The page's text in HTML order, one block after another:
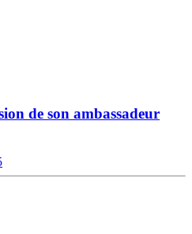
de son ambassadeur